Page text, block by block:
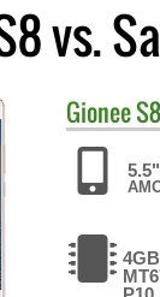
vs.
GioneeS8
4GB